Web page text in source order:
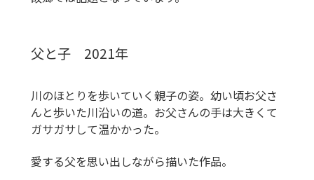
父と子 2021年
川のほとりを歩いていく親子の姿。幼い頃お父さ
んと歩いた川沿いの道。お父さんの手は大きくて
ガサガサして温かかった。
愛する父を思い出しながら描いた作品。